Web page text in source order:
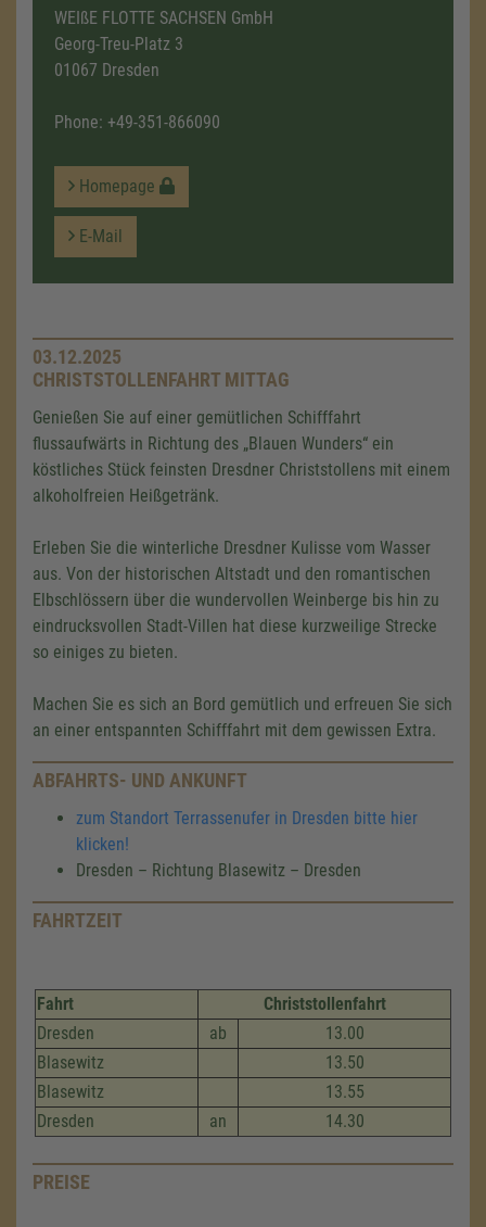
WEIßE FLOTTE SACHSEN GmbH
Georg-Treu-Platz 3
01067 Dresden
Phone: +49-351-866090
Homepage
E-Mail
03.12.2025
CHRISTSTOLLENFAHRT MITTAG
Genießen Sie auf einer gemütlichen Schifffahrt
flussaufwärts in Richtung des „Blauen Wunders“ ein
köstliches Stück feinsten Dresdner Christstollens mit einem
alkoholfreien Heißgetränk.
Erleben Sie die winterliche Dresdner Kulisse vom Wasser
aus. Von der historischen Altstadt und den romantischen
Elbschlössern über die wundervollen Weinberge bis hin zu
eindrucksvollen Stadt-Villen hat diese kurzweilige Strecke
so einiges zu bieten.
Machen Sie es sich an Bord gemütlich und erfreuen Sie sich
an einer entspannten Schifffahrt mit dem gewissen Extra.
ABFAHRTS- UND ANKUNFT
zum Standort Terrassenufer in Dresden bitte hier
klicken!
Dresden – Richtung Blasewitz – Dresden
FAHRTZEIT
Fahrt
Christstollenfahrt
Dresden
ab
13.00
Blasewitz
13.50
Blasewitz
13.55
Dresden
an 14.30
PREISE